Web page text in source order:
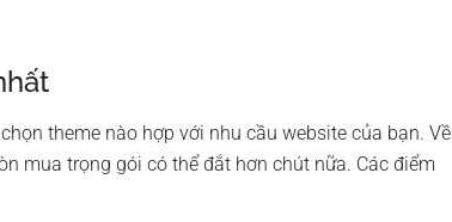
theme nào hợp với nhu cầu website của bạn. Về
mua trọng gói có thể đắt hơn chút nữa. Các điểm